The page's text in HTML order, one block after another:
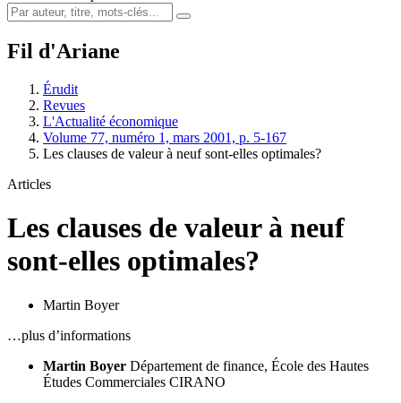
Fil d'Ariane
Érudit
Revues
L'Actualité économique
Volume 77, numéro 1, mars 2001, p. 5-167
Les clauses de valeur à neuf sont-elles optimales?
Articles
Les clauses de valeur à neuf
sont-elles optimales?
Martin Boyer
…plus d’informations
Martin Boyer Département de finance, École des Hautes
Études Commerciales CIRANO